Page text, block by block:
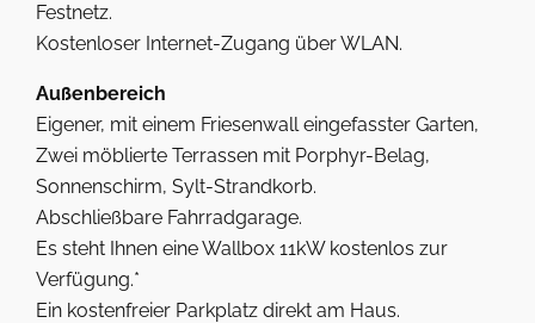
Festnetz.
Kostenloser Internet-Zugang über WLAN.
Außenbereich
Eigener, mit einem Friesenwall eingefasster Garten,
Zwei möblierte Terrassen mit Porphyr-Belag,
Sonnenschirm, Sylt-Strandkorb.
Abschließbare Fahrradgarage.
Es steht Ihnen eine Wallbox 11kW kostenlos zur
Verfügung.*
Ein kostenfreier Parkplatz direkt am Haus.